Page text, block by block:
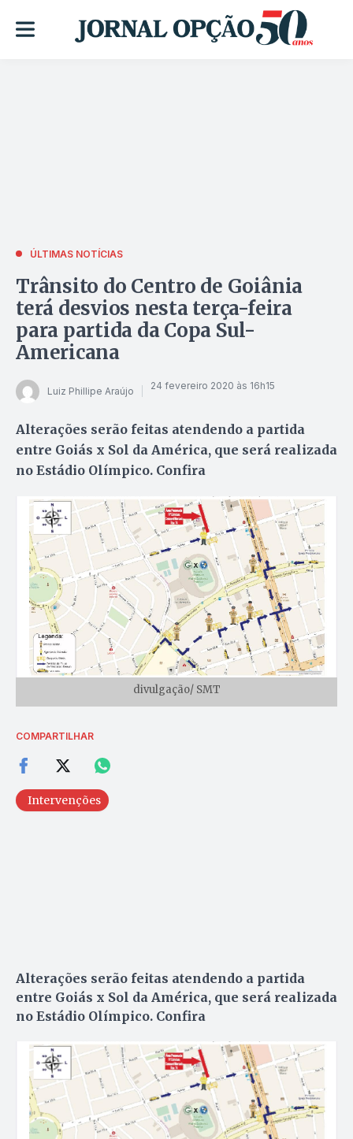
ÚLTIMAS NOTÍCIAS
Trânsito do Centro de Goiânia
terá desvios nesta terça-feira
para partida da Copa Sul-
Americana
Luiz Phillipe Araújo 24 fevereiro 2020 às 16h15
Alterações serão feitas atendendo a partida
entre Goiás x Sol da América, que será realizada
no Estádio Olímpico. Confira
divulgação/ SMT
COMPARTILHAR
Intervenções
Alterações serão feitas atendendo a partida
entre Goiás x Sol da América, que será realizada
no Estádio Olímpico. Confira